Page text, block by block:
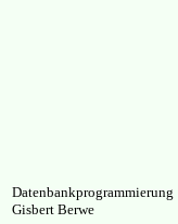
Datenbankprogrammierung
Gisbert Berwe